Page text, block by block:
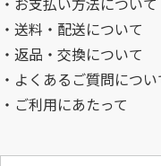
お支払い方法について
送料・配送について
返品・交換について
よくあるご質問につい
ご利用にあたって